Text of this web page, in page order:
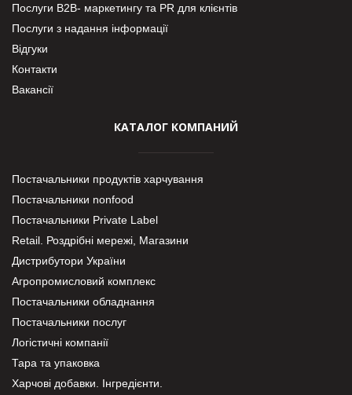
Послуги В2В- маркетингу та PR для клієнтів
Послуги з надання інформації
Відгуки
Контакти
Вакансії
КАТАЛОГ КОМПАНИЙ
Постачальники продуктів харчування
Постачальники nonfood
Постачальники Private Label
Retail. Роздрібні мережі, Магазини
Дистрибутори України
Агропромисловий комплекс
Постачальники обладнання
Постачальники послуг
Логістичні компанії
Тара та упаковка
Харчові добавки. Інгредієнти.